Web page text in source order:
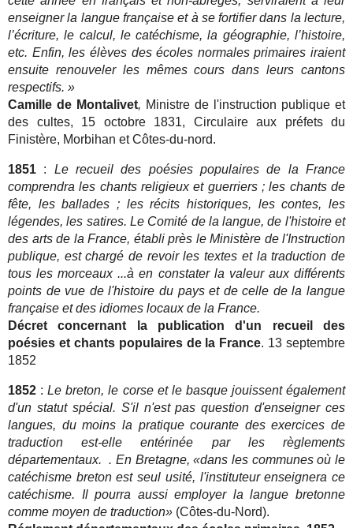
enseigner la langue française et à se fortifier dans la lecture,
l’écriture, le calcul, le catéchisme, la géographie, l’histoire,
etc. Enfin, les élèves des écoles normales primaires iraient
ensuite renouveler les mêmes cours dans leurs cantons
respectifs. »
Camille de Montalivet, Ministre de l'instruction publique et
des cultes, 15 octobre 1831, Circulaire aux préfets du
Finistère, Morbihan et Côtes-du-nord.
1851 : Le recueil des poésies populaires de la France
comprendra les chants religieux et guerriers ; les chants de
fête, les ballades ; les récits historiques, les contes, les
légendes, les satires. Le Comité de la langue, de l'histoire et
des arts de la France, établi près le Ministère de l'Instruction
publique, est chargé de revoir les textes et la traduction de
tous les morceaux ...à en constater la valeur aux différents
points de vue de l'histoire du pays et de celle de la langue
française et des idiomes locaux de la France.
Décret concernant la publication d'un recueil des
poésies et chants populaires de la France. 13 septembre
1852
1852 :Le breton, le corse et le basque jouissent également
d'un statut spécial. S'il n'est pas question d'enseigner ces
langues, du moins la pratique courante des exercices de
traduction est-elle entérinée par les règlements
départementaux. . En Bretagne, «dans les communes où le
catéchisme breton est seul usité, l'instituteur enseignera ce
catéchisme. Il pourra aussi employer la langue bretonne
comme moyen de traduction» (Côtes-du-Nord).